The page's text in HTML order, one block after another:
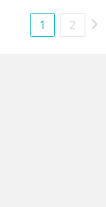
1 2